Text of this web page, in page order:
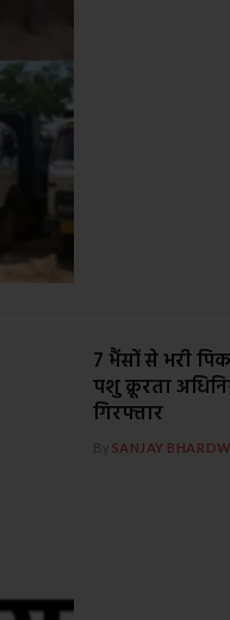
7 भैंसों से भरी
पशु क्रूरता
गिरफ्तार
By SANJAY